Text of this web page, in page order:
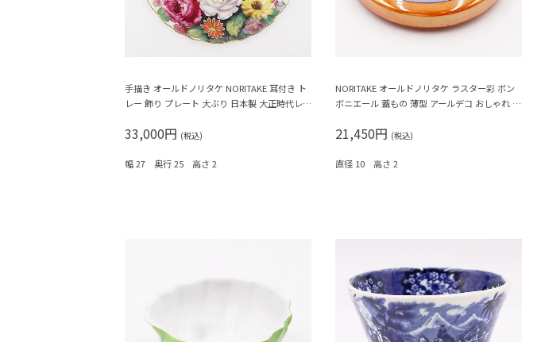
手描き オールドノリタケ NORITAKE 耳付き ト
レー 飾り プレート 大ぶり 日本製 大正時代レト
33,000円 (税込)
幅 27 奥行 25 高さ 2
NORITAKE オールドノリタケ ラスター彩 ボン
ボニエール 蓋もの 薄型 アールデコ おしゃれ カ
ワー）
21,450円 (税込)
直径 10 高さ 2